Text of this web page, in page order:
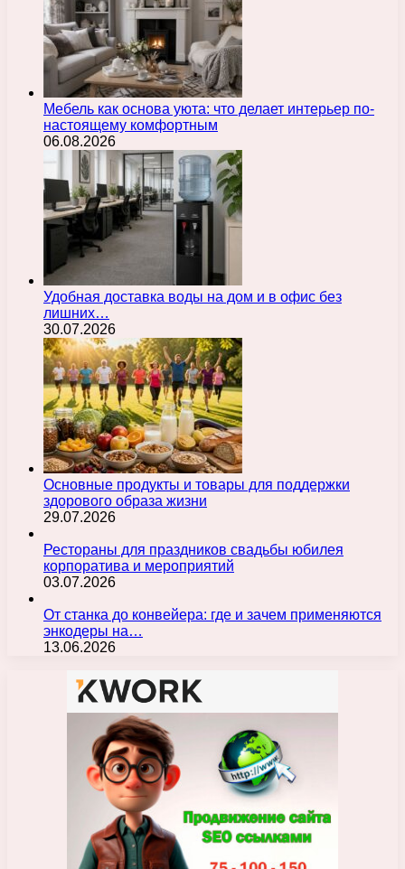
Мебель как основа уюта: что делает интерьер по-
настоящему комфортным
06.08.2026
Удобная доставка воды на дом и в офис без
лишних…
30.07.2026
Основные продукты и товары для поддержки
здорового образа жизни
29.07.2026
Рестораны для праздников свадьбы юбилея
корпоратива и мероприятий
03.07.2026
От станка до конвейера: где и зачем применяются
энкодеры на…
13.06.2026